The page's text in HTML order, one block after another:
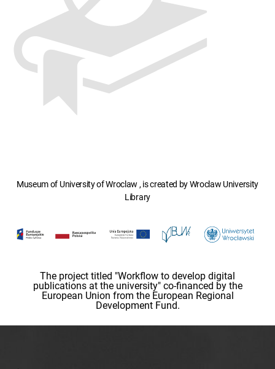
Museum of University of Wroclaw , is created by Wroclaw University
Library
The project titled "Workflow to develop digital
publications at the university" co-financed by the
European Union from the European Regional
Development Fund.